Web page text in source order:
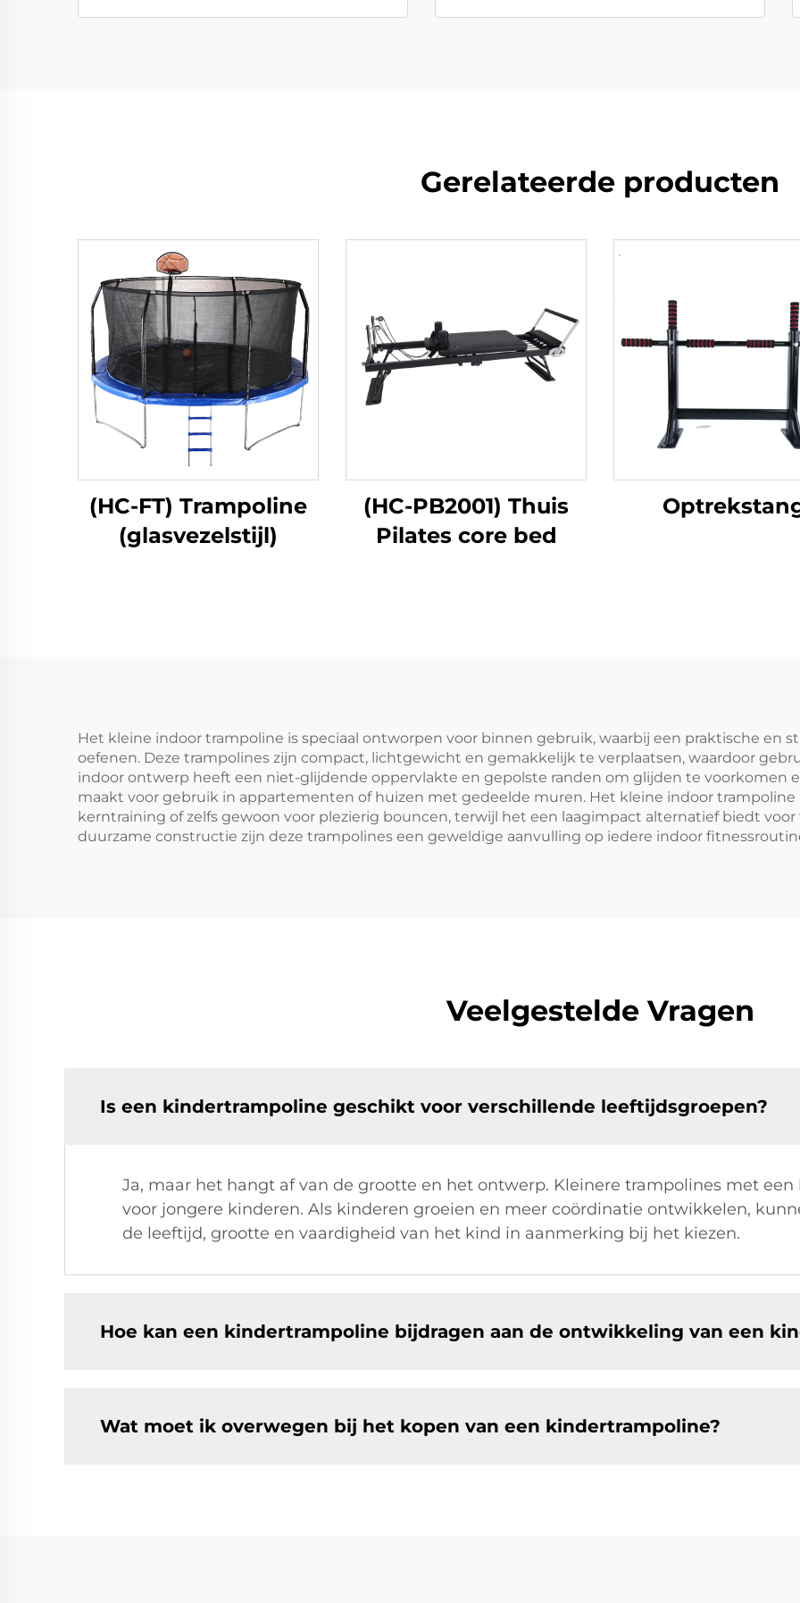
Gerelateerde producten
(HC-FT) Trampoline
(glasvezelstijl)
(HC-PB2001) Thuis
Pilates core bed
Het kleine indoor trampoline is speciaal ontworpen voor binnen gebruik, waarbij een praktische en
oefenen. Deze trampolines zijn compact, lichtgewicht en gemakkelijk te verplaatsen, waardoor
indoor ontwerp heeft een niet-glijdende oppervlakte en gepolste randen om glijden te voorkomen
maakt voor gebruik in appartementen of huizen met gedeelde muren. Het kleine indoor trampoline
kerntraining of zelfs gewoon voor plezierig bouncen, terwijl het een laagimpact alternatief biedt
duurzame constructie zijn deze trampolines een geweldige aanvulling op iedere indoor
Veelgestelde Vragen
Is een kindertrampoline geschikt voor verschillende leeftijdsgroepen?
Ja, maar het hangt af van de grootte en het ontwerp. Kleinere trampolines met
voor jongere kinderen. Als kinderen groeien en meer coördinatie ontwikkelen,
de leeftijd, grootte en vaardigheid van het kind in aanmerking bij het kiezen.
Hoe kan een kindertrampoline bijdragen aan de ontwikkeling van een
Wat moet ik overwegen bij het kopen van een kindertrampoline?